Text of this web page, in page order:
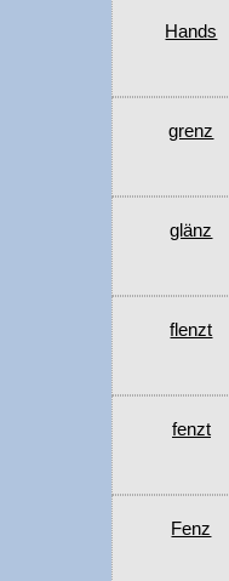
Hands
grenz
glänz
flenzt
fenzt
Fenz